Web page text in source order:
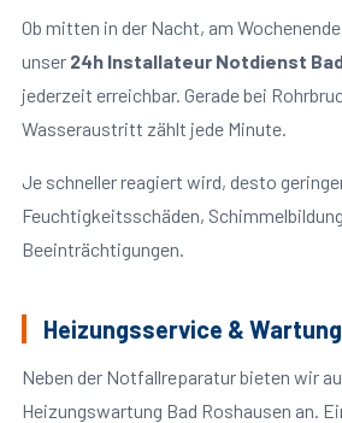
Ob mitten in der Nacht, am
unser 24h Installateur Notdienst
jederzeit erreichbar. Gerade bei
Wasseraustritt zählt jede Minute.
Je schneller reagiert wird, desto
Feuchtigkeitsschäden,
Beeinträchtigungen.
Heizungsservice &
Neben der Notfallreparatur bieten wir
Heizungswartung Bad Roshausen an.